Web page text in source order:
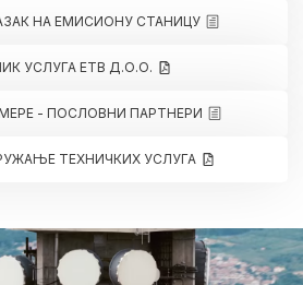
НА ЕМИСИОНУ СТАНИЦУ
УСЛУГА ЕТВ Д.О.О.
- ПОСЛОВНИ ПАРТНЕРИ
ТЕХНИЧКИХ УСЛУГА